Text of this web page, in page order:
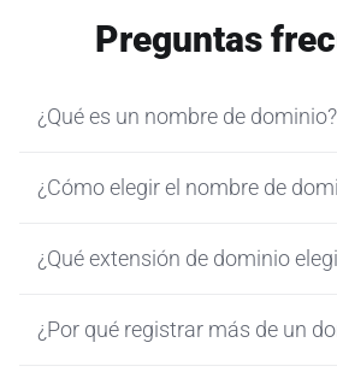
Preguntas
¿Qué es un nombre de dominio?
¿Cómo elegir el nombre de
¿Qué extensión de dominio
¿Por qué registrar más de un